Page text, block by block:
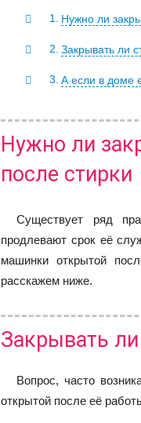
Нужно ли
Закрывать ли
А если в доме
Нужно ли
после стирки
Существует ряд
продлевают срок её
машинки открытой
расскажем ниже.
Закрывать
Вопрос, часто
открытой после её